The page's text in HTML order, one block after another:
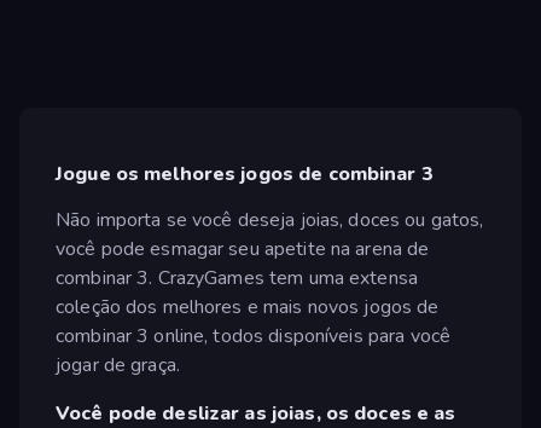
Jogue os melhores jogos de combinar 3
Não importa se você deseja joias, doces ou gatos,
você pode esmagar seu apetite na arena de
combinar 3. CrazyGames tem uma extensa
coleção dos melhores e mais novos jogos de
combinar 3 online, todos disponíveis para você
jogar de graça.
Você pode deslizar as joias, os doces e as